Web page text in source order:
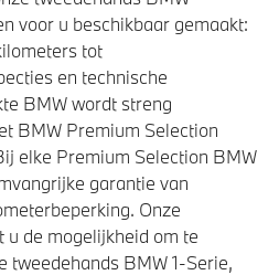
en achter
laden
voor u beschikbaar gemaakt:
tot
en technische
BMW wordt streng
BMW Premium Selection
elke Premium Selection BMW
garantie van
Onze
de mogelijkheid om te
tweedehands BMW 1-Serie,